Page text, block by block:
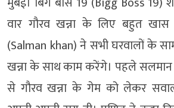
वार गौरव खन्ना के लिए बहुत
(Salman khan) ने सभी घरवालों के
खन्ना के साथ काम करेंगे। पहले सलमान
से गौरव खन्ना के गेम को लेकर